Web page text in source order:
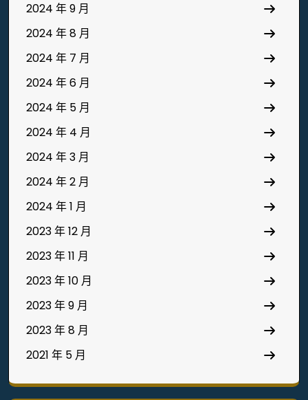
2024 年 9 月
2024 年 8 月
2024 年 7 月
2024 年 6 月
2024 年 5 月
2024 年 4 月
2024 年 3 月
2024 年 2 月
2024 年 1 月
2023 年 12 月
2023 年 11 月
2023 年 10 月
2023 年 9 月
2023 年 8 月
2021 年 5 月